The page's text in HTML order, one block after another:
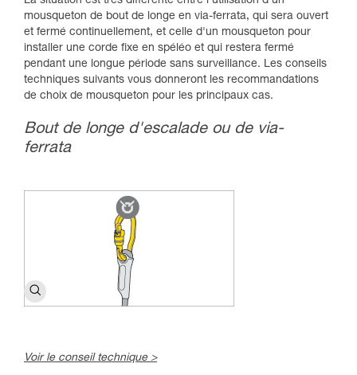
mousqueton de bout de longe en via-ferrata, qui sera ouvert
et fermé continuellement, et celle d'un mousqueton pour
installer une corde fixe en spéléo et qui restera fermé
pendant une longue période sans surveillance. Les conseils
techniques suivants vous donneront les recommandations
de choix de mousqueton pour les principaux cas.
Bout de longe d'escalade ou de via-
ferrata
Voir le conseil technique >